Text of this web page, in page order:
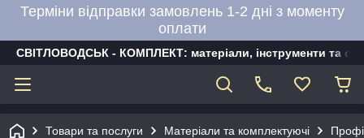
Терміни відправки замовлень 1-2 дні з моменту
оплати
СВІТЛОВОДСЬК - КОМПЛЕКТ: матеріали, інструменти та
Товари та послуги Матеріали та комплектуючі